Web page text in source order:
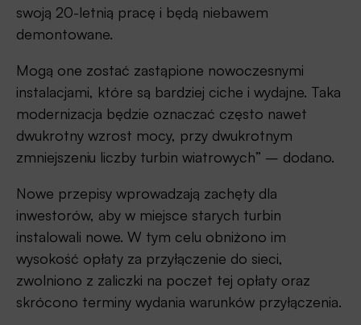
swoją 20-letnią pracę i będą niebawem
demontowane.
Mogą one zostać zastąpione nowoczesnymi
instalacjami, które są bardziej ciche i wydajne. Taka
modernizacja będzie oznaczać często nawet
dwukrotny wzrost mocy, przy dwukrotnym
zmniejszeniu liczby turbin wiatrowych” – dodano.
Nowe przepisy wprowadzają zachęty dla
inwestorów, aby w miejsce starych turbin
instalowali nowe. W tym celu obniżono im
wysokość opłaty za przyłączenie do sieci,
zwolniono z zaliczki na poczet tej opłaty oraz
skrócono terminy wydania warunków przyłączenia.